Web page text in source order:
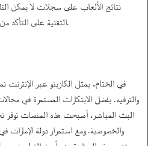
نتائج الألعاب على سجلات لا يمكن
التقنية على التأكد من صحة النتيجة بنفسه عبر كود المصدر.
في الختام، يمثل الكازينو عبر الإنترنت
والترفيه. بفضل الابتكارات المستمرة في
البث المباشر، أصبحت هذه المنصات توفر
والخصوصية. ومع استمرار دولة الإمارات